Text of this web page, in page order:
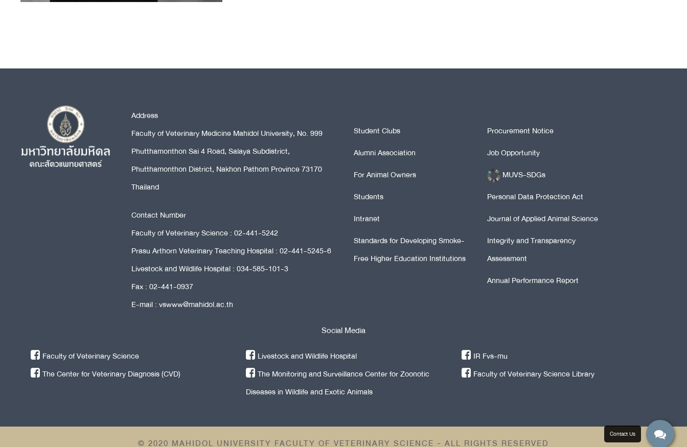
Address
Faculty of Veterinary Medicine Mahidol University, No. 999
Phutthamonthon Sai 4 Road, Salaya Subdistrict,
Phutthamonthon District, Nakhon Pathom Province 73170
Thailand
Contact Number
Faculty of Veterinary Science : 02-441-5242
Prasu Arthorn Veterinary Teaching Hospital : 02-441-5245-6
Livestock and Wildlife Hospital : 034-585-101-3
Fax : 02-441-0937
E-mail : vswww@mahidol.ac.th
Student Clubs
Alumni Association
For Animal Owners
Students
Intranet
Standards for Developing Smoke-
Free Higher Education Institutions
Procurement Notice
Job Opportunity
MUVS-SDGs
Personal Data Protection Act
Journal of Applied Animal Science
Integrity and Transparency
Assessment
Annual Performance Report
Social Media
Faculty of Veterinary Science
The Center for Veterinary Diagnosis (CVD)
Livestock and Wildlife Hospital
The Monitoring and Surveillance Center for Zoonotic
Diseases in Wildlife and Exotic Animals
IR Fvs-mu
Faculty of Veterinary Science Library
© 2020 MAHIDOL UNIVERSITY FACULTY OF VETERINARY SCIENCE - ALL RIGHTS RESERVED